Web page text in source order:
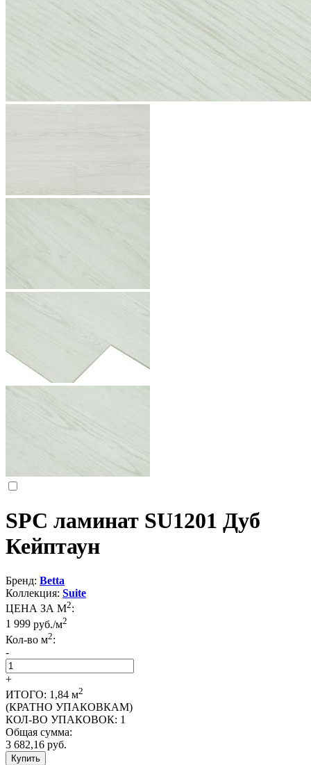
SPC ламинат SU1201 Дуб
Кейптаун
Бренд: Betta
Коллекция: Suite
ЦЕНА ЗА М2:
1 999 руб./м2
Кол-во м2:
-
+
ИТОГО: 1,84 м2
(КРАТНО УПАКОВКАМ)
КОЛ-ВО УПАКОВОК: 1
Общая сумма:
3 682,16 руб.
Купить